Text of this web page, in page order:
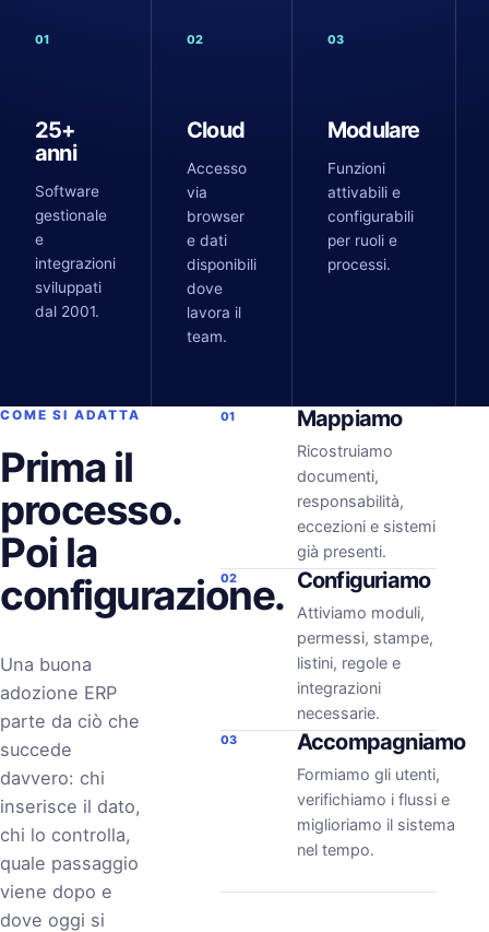
01
25+
anni
Software
gestionale
e
integrazioni
sviluppati
dal 2001.
02
Cloud
Accesso
via
browser
e dati
disponibili
dove
lavora il
team.
03
Modulare
Funzioni
attivabili e
configurabili
per ruoli e
processi.
COME SI ADATTA
Prima il
processo.
Poi la
configurazione.
Una buona
adozione ERP
parte da ciò che
succede
davvero: chi
inserisce il dato,
chi lo controlla,
quale passaggio
viene dopo e
dove oggi si
01 Mappiamo
Ricostruiamo
documenti,
responsabilità,
eccezioni e sistemi
già presenti.
02 Configuriamo
Attiviamo moduli,
permessi, stampe,
listini, regole e
integrazioni
necessarie.
03 Accompagniamo
Formiamo gli utenti,
verifichiamo i flussi e
miglioriamo il sistema
nel tempo.